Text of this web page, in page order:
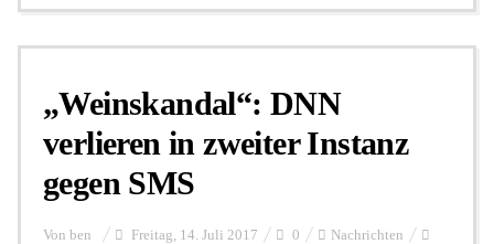
„Weinskandal“: DNN
verlieren in zweiter Instanz
gegen SMS
Von ben Freitag, 14. Juli 2017 0 Nachrichten